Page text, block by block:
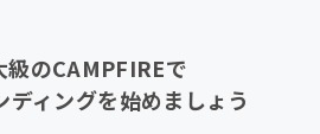
級のCAMPFIREで
ディングを始めましょう